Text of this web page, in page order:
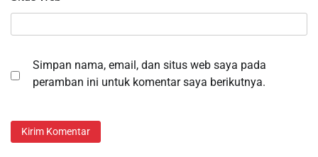
Simpan nama, email, dan situs web saya pada
peramban ini untuk komentar saya berikutnya.